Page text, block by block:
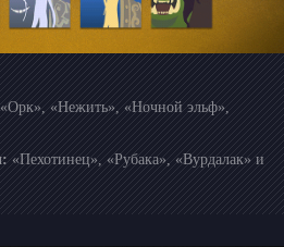
«Нежить», «Ночной эльф»,
«Пехотинец», «Рубака», «Вурдалак» и